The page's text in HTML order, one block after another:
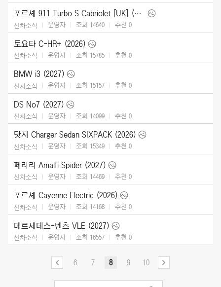
포르셰 911 Turbo S Cabriolet [UK] (2026)
신차소식 운영자 조회 14640 추천 0
토요타 C-HR+ (2026)
신차소식 운영자 조회 15785 추천 0
BMW i3 (2027)
신차소식 운영자 조회 15157 추천 0
DS No7 (2027)
신차소식 운영자 조회 14099 추천 0
닷지 Charger Sedan SIXPACK (2026)
신차소식 운영자 조회 15349 추천 0
페라리 Amalfi Spider (2027)
신차소식 운영자 조회 14469 추천 0
포르셰 Cayenne Electric (2026)
신차소식 운영자 조회 14168 추천 0
메르세데스-벤츠 VLE (2027)
신차소식 운영자 조회 16557 추천 0
6 7 8 9 10